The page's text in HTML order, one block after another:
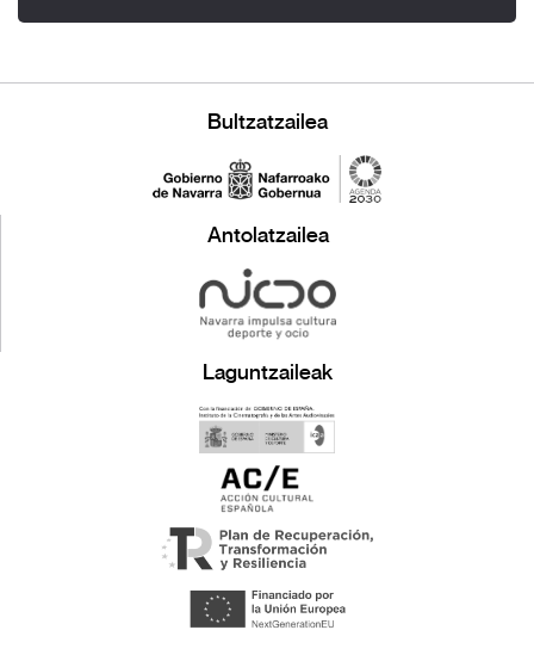
Bultzatzailea
Antolatzailea
Laguntzaileak